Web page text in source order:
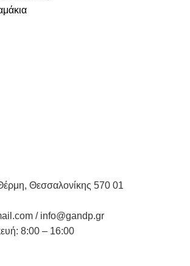
Θεσσαλονίκης 570 01
/ info@gandp.gr
8:00 – 16:00